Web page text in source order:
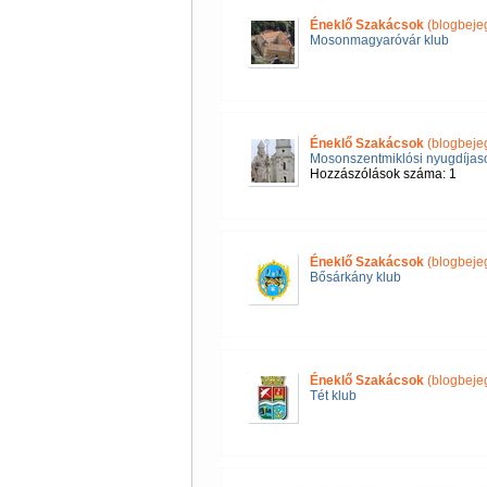
Éneklő Szakácsok
Mosonmagyaróvár klub
Éneklő Szakácsok
Mosonszentmiklósi
Hozzászólások száma: 1
Éneklő Szakácsok
Bősárkány klub
Éneklő Szakácsok
Tét klub